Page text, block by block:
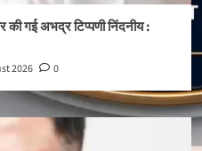
की गई अभद्र टिप्पणी निंदनीय :
2026 0